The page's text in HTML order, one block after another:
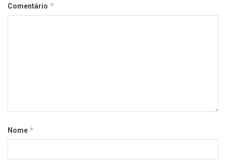
Comentário *
Nome *